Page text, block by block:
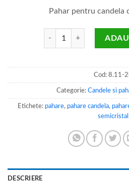
Pahar pentru candela
Cantitate Pahar candela
Cod: 8.11-
Categorie: Candele si
Etichete: pahare, pahare candela,
semicristal
DESCRIERE